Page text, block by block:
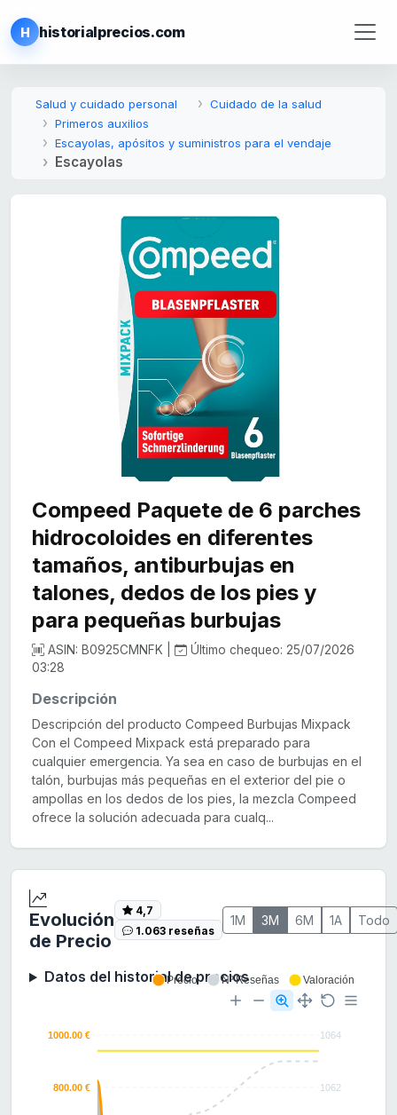
H historialprecios.com
Salud y cuidado personal
Cuidado de la salud
Primeros auxilios
Escayolas, apósitos y suministros para el vendaje
Escayolas
Compeed Paquete de 6 parches
hidrocoloides en diferentes
tamaños, antiburbujas en
talones, dedos de los pies y
para pequeñas burbujas
ASIN: B0925CMNFK |
Último chequeo: 25/07/2026
03:28
Descripción
Descripción del producto Compeed Burbujas Mixpack
Con el Compeed Mixpack está preparado para
cualquier emergencia. Ya sea en caso de burbujas en el
talón, burbujas más pequeñas en el exterior del pie o
ampollas en los dedos de los pies, la mezcla Compeed
ofrece la solución adecuada para cualq...
Evolución
de Precio
4,7
1.063 reseñas
1M 3M 6M 1A Todo
Datos del historial de precios
1064
1062
1000.00 €
800.00 €
Precio Nº Reseñas Valoración